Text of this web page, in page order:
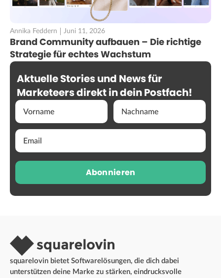
Annika Feddern Juni 11, 2026
Brand Community aufbauen – Die richtige
Strategie für echtes Wachstum
Aktuelle Stories und News für
Marketeers direkt in dein Postfach!
Abonnieren
squarelovin bietet Softwarelösungen, die dich dabei
unterstützen deine Marke zu stärken, eindrucksvolle